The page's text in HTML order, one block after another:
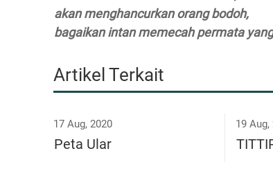
akan menghancurkan orang bodoh,
bagaikan intan memecah permata
Artikel Terkait
17 Aug, 2020
Peta Ular
19 Aug,